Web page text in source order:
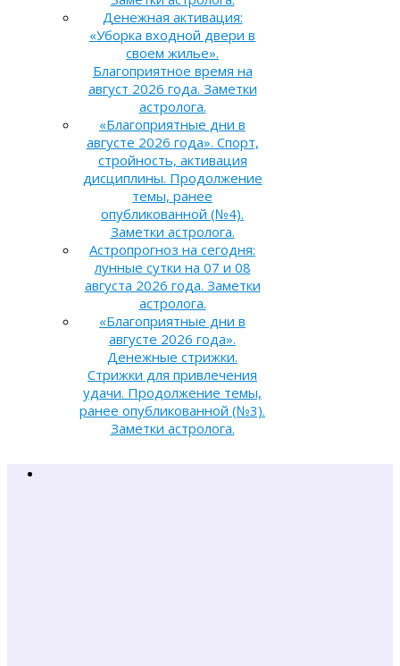
Денежная активация:
«Уборка входной двери в
своем жилье».
Благоприятное время на
август 2026 года. Заметки
астролога.
«Благоприятные дни в
августе 2026 года». Спорт,
стройность, активация
дисциплины. Продолжение
темы, ранее
опубликованной (№4).
Заметки астролога.
Астропрогноз на сегодня:
лунные сутки на 07 и 08
августа 2026 года. Заметки
астролога.
«Благоприятные дни в
августе 2026 года».
Денежные стрижки.
Стрижки для привлечения
удачи. Продолжение темы,
ранее опубликованной (№3).
Заметки астролога.